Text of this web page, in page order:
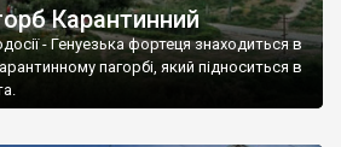
Карантинний
- Генуезька фортеця знаходиться в
пагорбі, який підноситься в